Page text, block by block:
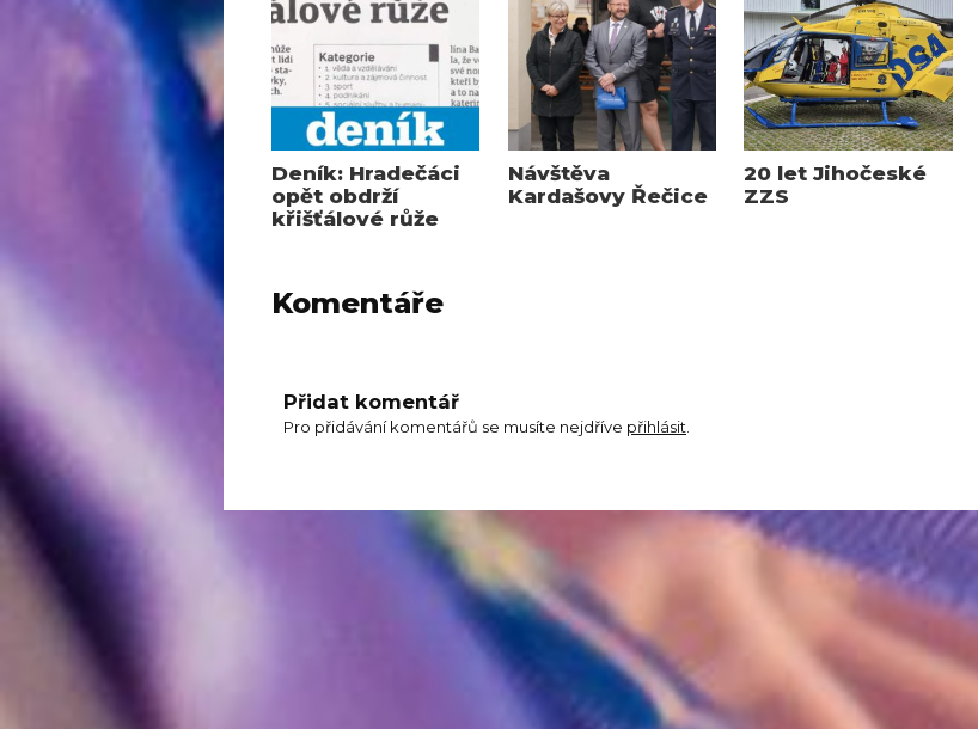
Deník: Hradečáci
opět obdrží
křišťálové růže
Návštěva
Kardašovy Řečice
20 let Jihočeské
ZZS
Komentáře
Přidat komentář
Pro přidávání komentářů se musíte nejdříve přihlásit.